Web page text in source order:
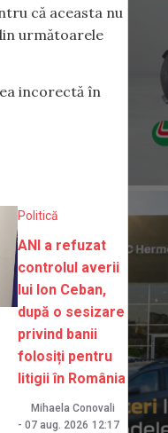
că aceasta nu
următoarele
incorectă în
Politică
ANI a refuzat
controlul averii
lui Ion Ceban,
după o sesizare
privind banii
folosiți pentru
litigii în România
Mihaela Conovali
- 07 aug. 2026 12:17